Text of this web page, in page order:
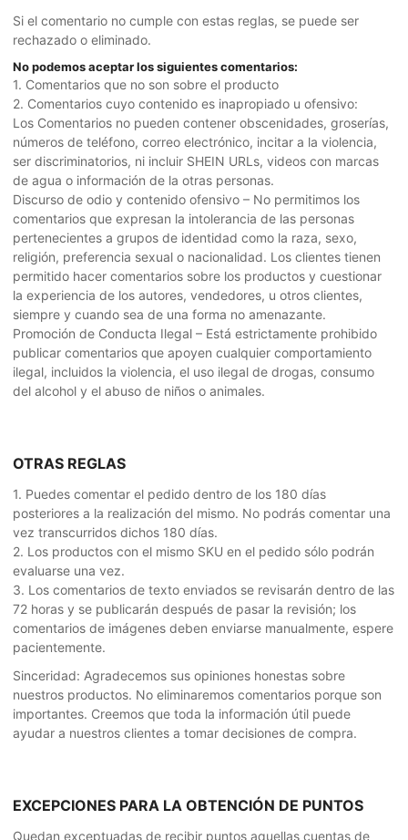
Si el comentario no cumple con estas reglas, se puede ser
rechazado o eliminado.
No podemos aceptar los siguientes comentarios:
1. Comentarios que no son sobre el producto
2. Comentarios cuyo contenido es inapropiado u ofensivo:
Los Comentarios no pueden contener obscenidades, groserías,
números de teléfono, correo electrónico, incitar a la violencia,
ser discriminatorios, ni incluir SHEIN URLs, videos con marcas
de agua o información de la otras personas.
Discurso de odio y contenido ofensivo – No permitimos los
comentarios que expresan la intolerancia de las personas
pertenecientes a grupos de identidad como la raza, sexo,
religión, preferencia sexual o nacionalidad. Los clientes tienen
permitido hacer comentarios sobre los productos y cuestionar
la experiencia de los autores, vendedores, u otros clientes,
siempre y cuando sea de una forma no amenazante.
Promoción de Conducta Ilegal – Está estrictamente prohibido
publicar comentarios que apoyen cualquier comportamiento
ilegal, incluidos la violencia, el uso ilegal de drogas, consumo
del alcohol y el abuso de niños o animales.
OTRAS REGLAS
1. Puedes comentar el pedido dentro de los 180 días
posteriores a la realización del mismo. No podrás comentar una
vez transcurridos dichos 180 días.
2. Los productos con el mismo SKU en el pedido sólo podrán
evaluarse una vez.
3. Los comentarios de texto enviados se revisarán dentro de las
72 horas y se publicarán después de pasar la revisión; los
comentarios de imágenes deben enviarse manualmente, espere
pacientemente.
Sinceridad: Agradecemos sus opiniones honestas sobre
nuestros productos. No eliminaremos comentarios porque son
importantes. Creemos que toda la información útil puede
ayudar a nuestros clientes a tomar decisiones de compra.
EXCEPCIONES PARA LA OBTENCIÓN DE PUNTOS
Quedan exceptuadas de recibir puntos aquellas cuentas de